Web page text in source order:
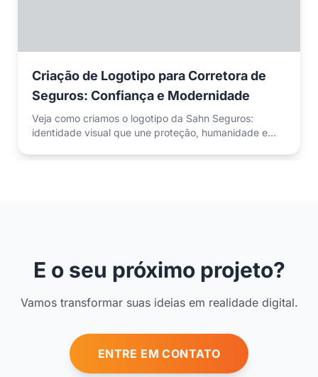
Criação de Logotipo para Corretora de
Seguros: Confiança e Modernidade
Veja como criamos o logotipo da Sahn Seguros:
identidade visual que une proteção, humanidade e
E o seu próximo projeto?
Vamos transformar suas ideias em realidade digital.
ENTRE EM CONTATO